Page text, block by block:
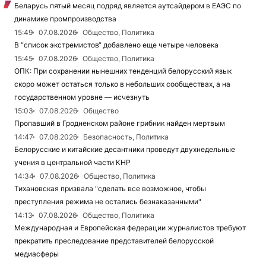
Беларусь пятый месяц подряд является аутсайдером в ЕАЭС по
динамике промпроизводства
15:49
07.08.2026
Общество, Политика
В “список экстремистов“ добавлено еще четыре человека
15:45
07.08.2026
Общество, Политика
ОПК: При сохранении нынешних тенденций белорусский язык
скоро может остаться только в небольших сообществах, а на
государственном уровне — исчезнуть
15:03
07.08.2026
Общество
Пропавший в Гродненском районе грибник найден мертвым
14:47
07.08.2026
Безопасность, Политика
Белорусские и китайские десантники проведут двухнедельные
учения в центральной части КНР
14:34
07.08.2026
Общество, Политика
Тихановская призвала "сделать все возможное, чтобы
преступления режима не остались безнаказанными"
14:13
07.08.2026
Общество, Политика
Международная и Европейская федерации журналистов требуют
прекратить преследование представителей белорусской
медиасферы